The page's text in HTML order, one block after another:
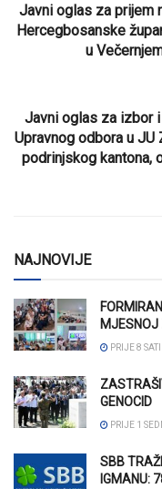
Javni oglas za prijem
Hercegbosanske
u
Javni oglas za izbor
Upravnog odbora u
podrinjskog kantona,
NAJNOVIJE
MJESNOJ
PRIJE 8 SATI
GENOCID
PRIJE 1
SBB
IGMANU: